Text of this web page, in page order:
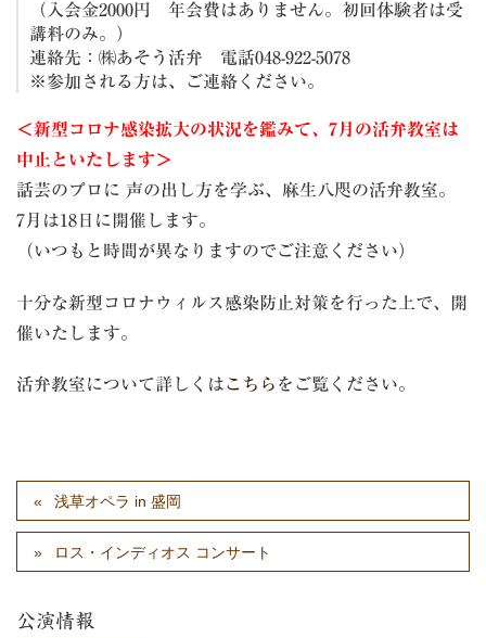
（入会金2000円 年会費はありません。初回体験者は受
講料のみ。）
連絡先：㈱あそう活弁 電話048-922-5078
※参加される方は、ご連絡ください。
＜新型コロナ感染拡大の状況を鑑みて、7月の活弁教室は
中止といたします＞
話芸のプロに 声の出し方を学ぶ、麻生八咫の活弁教室。
7月は18日に開催します。
（いつもと時間が異なりますのでご注意ください）
十分な新型コロナウィルス感染防止対策を行った上で、開
催いたします。
活弁教室について詳しくはこちら をご覧ください。
浅草オペラ in 盛岡
ロス・インディオス コンサート
公演情報